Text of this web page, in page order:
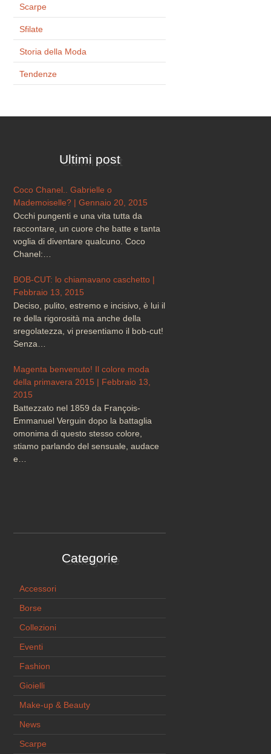
Scarpe
Sfilate
Storia della Moda
Tendenze
Ultimi post
Coco Chanel.. Gabrielle o
Mademoiselle? | Gennaio 20, 2015
Occhi pungenti e una vita tutta da
raccontare, un cuore che batte e tanta
voglia di diventare qualcuno. Coco
Chanel:…
BOB-CUT: lo chiamavano caschetto |
Febbraio 13, 2015
Deciso, pulito, estremo e incisivo, è lui il
re della rigorosità ma anche della
sregolatezza, vi presentiamo il bob-cut!
Senza…
Magenta benvenuto! Il colore moda
della primavera 2015 | Febbraio 13,
2015
Battezzato nel 1859 da François-
Emmanuel Verguin dopo la battaglia
omonima di questo stesso colore,
stiamo parlando del sensuale, audace
e…
Categorie
Accessori
Borse
Collezioni
Eventi
Fashion
Gioielli
Make-up & Beauty
News
Scarpe